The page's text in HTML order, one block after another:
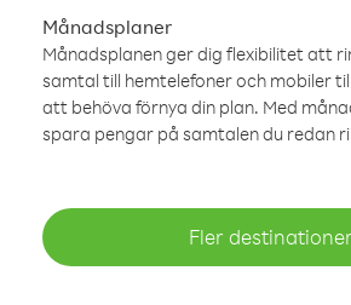
Månadsplaner
Månadsplanen ger dig flexibilitet att
samtal till hemtelefoner och mobiler
att behöva förnya din plan. Med
spara pengar på samtalen du redan
Fler